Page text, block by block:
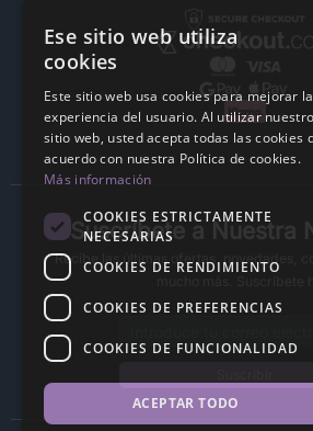
Suscríbete a Nuestra
Recibe las últimas ofertas, novedades,
Ese sitio web utiliza
cookies
Este sitio web usa cookies para mejorar la
experiencia del usuario. Al utilizar nuestro
sitio web, usted acepta todas las cookies
acuerdo con nuestra Política de cookies.
Más información
COOKIES ESTRICTAMENTE
NECESARIAS
COOKIES DE RENDIMIENTO
COOKIES DE PREFERENCIAS
COOKIES DE FUNCIONALIDAD
ACEPTAR TODO